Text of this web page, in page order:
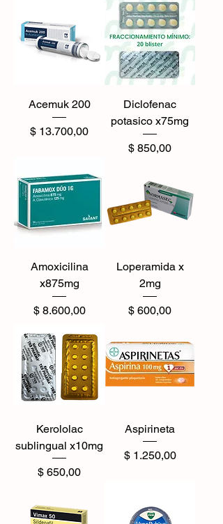
Acemuk 200
Precio
$ 13.700,00
Diclofenac
potasico x75mg
Precio
$ 850,00
Amoxicilina
x875mg
Precio
$ 8.600,00
Loperamida x
2mg
Precio
$ 600,00
Kerololac
sublingual x10mg
Precio
$ 650,00
Aspirineta
Precio
$ 1.250,00